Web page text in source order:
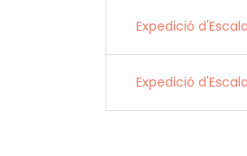
Expedició
Expedició